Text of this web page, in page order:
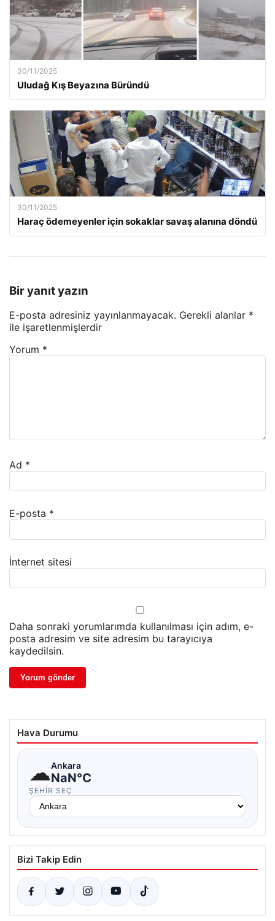
30/11/2025
Uludağ Kış Beyazına Büründü
30/11/2025
Haraç ödemeyenler için sokaklar savaş alanına döndü
Bir yanıt yazın
E-posta adresiniz yayınlanmayacak. Gerekli alanlar *
ile işaretlenmişlerdir
Yorum *
Ad *
E-posta *
İnternet sitesi
Daha sonraki yorumlarımda kullanılması için adım, e-
posta adresim ve site adresim bu tarayıcıya
kaydedilsin.
Hava Durumu
☁Ankara
NaN°C
ŞEHIR SEÇ
Bizi Takip Edin